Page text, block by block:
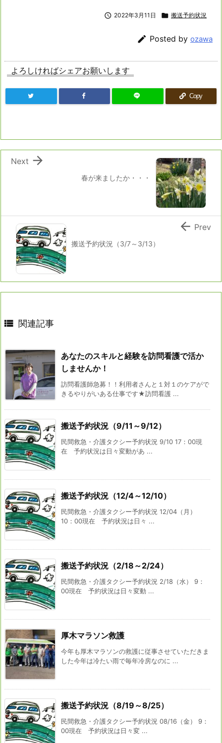
 2022年3月11日  搬送予約状況
 Posted by ozawa
よろしければシェアお願いします
Copy
春が来ましたか・・・

Next
搬送予約状況（3/7～3/13）
 Prev
 関連記事
あなたのスキルと経験を訪問看護で活か
しませんか！
訪問看護師急募！！利用者さんと１対１のケアがで
きるやりがいある仕事です★訪問看護 ...
搬送予約状況（9/11～9/12）
民間救急・介護タクシー予約状況 9/10 17：00現
在 予約状況は日々変動があ ...
搬送予約状況（12/4～12/10）
民間救急・介護タクシー予約状況 12/04（月）
10：00現在 予約状況は日々 ...
搬送予約状況（2/18～2/24）
民間救急・介護タクシー予約状況 2/18（水） 9：
00現在 予約状況は日々変動 ...
厚木マラソン救護
今年も厚木マラソンの救護に従事させていただきま
した今年は冷たい雨で毎年冷房なのに ...
搬送予約状況（8/19～8/25）
民間救急・介護タクシー予約状況 08/16（金） 9：
00現在 予約状況は日々変 ...